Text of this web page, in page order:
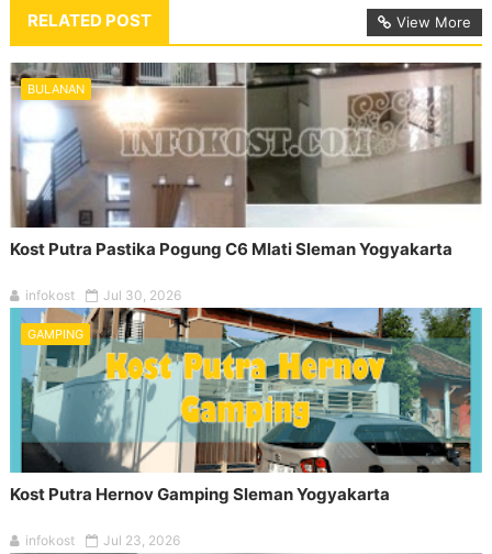
RELATED POST View More
BULANAN
Kost Putra Pastika Pogung C6 Mlati Sleman Yogyakarta
infokost Jul 30, 2026
GAMPING
Kost Putra Hernov Gamping Sleman Yogyakarta
infokost Jul 23, 2026